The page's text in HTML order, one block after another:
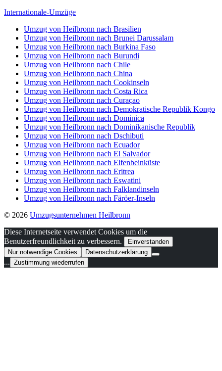
Internationale-Umzüge
Umzug von Heilbronn nach Brasilien
Umzug von Heilbronn nach Brunei Darussalam
Umzug von Heilbronn nach Burkina Faso
Umzug von Heilbronn nach Burundi
Umzug von Heilbronn nach Chile
Umzug von Heilbronn nach China
Umzug von Heilbronn nach Cookinseln
Umzug von Heilbronn nach Costa Rica
Umzug von Heilbronn nach Curaçao
Umzug von Heilbronn nach Demokratische Republik Kongo
Umzug von Heilbronn nach Dominica
Umzug von Heilbronn nach Dominikanische Republik
Umzug von Heilbronn nach Dschibuti
Umzug von Heilbronn nach Ecuador
Umzug von Heilbronn nach El Salvador
Umzug von Heilbronn nach Elfenbeinküste
Umzug von Heilbronn nach Eritrea
Umzug von Heilbronn nach Eswatini
Umzug von Heilbronn nach Falklandinseln
Umzug von Heilbronn nach Färöer-Inseln
© 2026 Umzugsunternehmen Heilbronn
Diese Internetseite verwendet Cookies um die
Benutzerfreundlichkeit zu verbessern.
Einverstanden
Nur notwendige Cookies
Datenschutzerklärung
... Zustimmung wiederrufen